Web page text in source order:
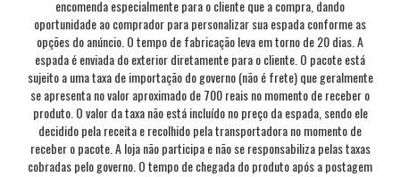
encomenda especialmente para o cliente que a compra, dando
oportunidade ao comprador para personalizar sua espada conforme as
opções do anúncio. O tempo de fabricação leva em torno de 20 dias. A
espada é enviada do exterior diretamente para o cliente. O pacote está
sujeito a uma taxa de importação do governo (não é frete) que geralmente
se apresenta no valor aproximado de 700 reais no momento de receber o
produto. O valor da taxa não está incluído no preço da espada, sendo ele
decidido pela receita e recolhido pela transportadora no momento de
receber o pacote. A loja não participa e não se responsabiliza pelas taxas
cobradas pelo governo. O tempo de chegada do produto após a postagem